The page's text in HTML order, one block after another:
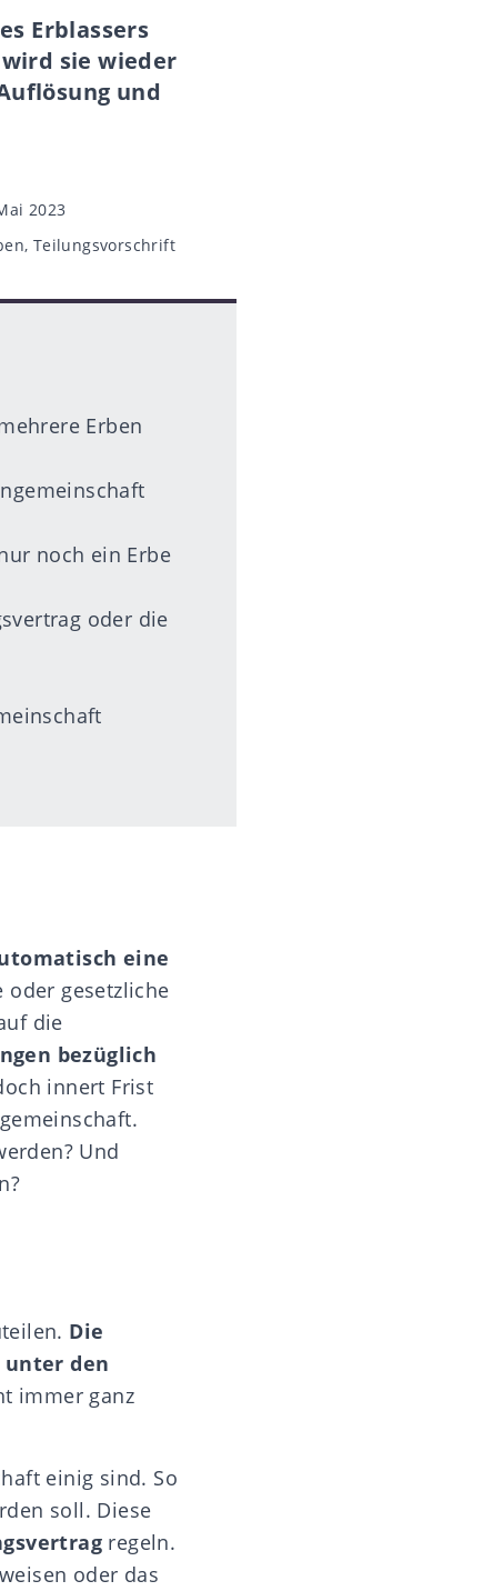
Erblassers
sie wieder
und
2023
, Teilungsvorschrift
Erben
noch ein Erbe
oder die
eine
oder gesetzliche
die
bezüglich
innert Frist
Und
Die
unter den
immer ganz
einig sind. So
soll. Diese
regeln.
oder das